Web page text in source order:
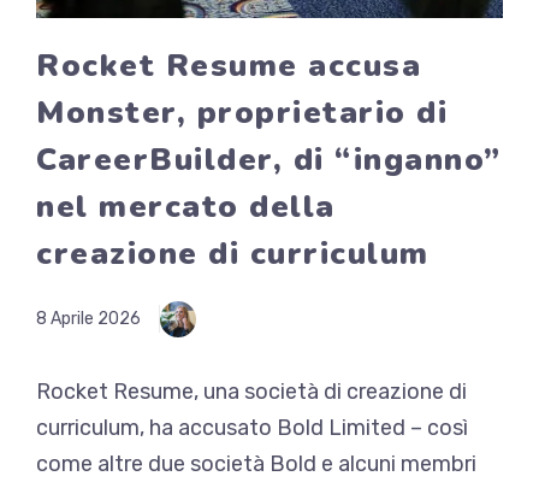
Rocket Resume accusa
Monster, proprietario di
CareerBuilder, di “inganno”
nel mercato della
creazione di curriculum
8 Aprile 2026
Rocket Resume, una società di creazione di
curriculum, ha accusato Bold Limited – così
come altre due società Bold e alcuni membri